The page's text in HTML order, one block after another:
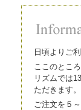
日頃よりご
ここのとこ
リズムでは
ただきます。
ご注文を５